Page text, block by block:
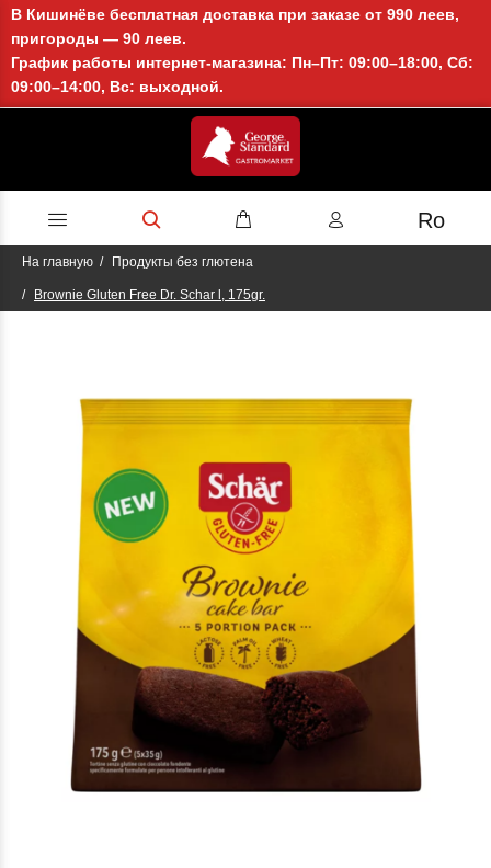
В Кишинёве бесплатная доставка при заказе от 990 леев,
пригороды — 90 леев.
График работы интернет-магазина: Пн–Пт: 09:00–18:00, Сб:
09:00–14:00, Вс: выходной.
Ro
На главную Продукты без глютена
Brownie Gluten Free Dr. Schar l, 175gr.